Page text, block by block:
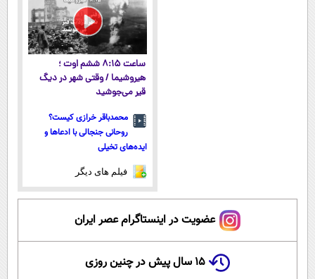
ساعت ۸:۱۵ ششم اوت ؛
هیروشیما / وقتی شهر در دیگ
قیر می‌جوشید
محمدباقر خرازی کیست؟
روحانی جنجالی با ادعاها و
ایده‌های تخیلی
فیلم های دیگر
عضویت در اینستاگرام عصر ایران
۱۵ سال پیش در چنین روزی